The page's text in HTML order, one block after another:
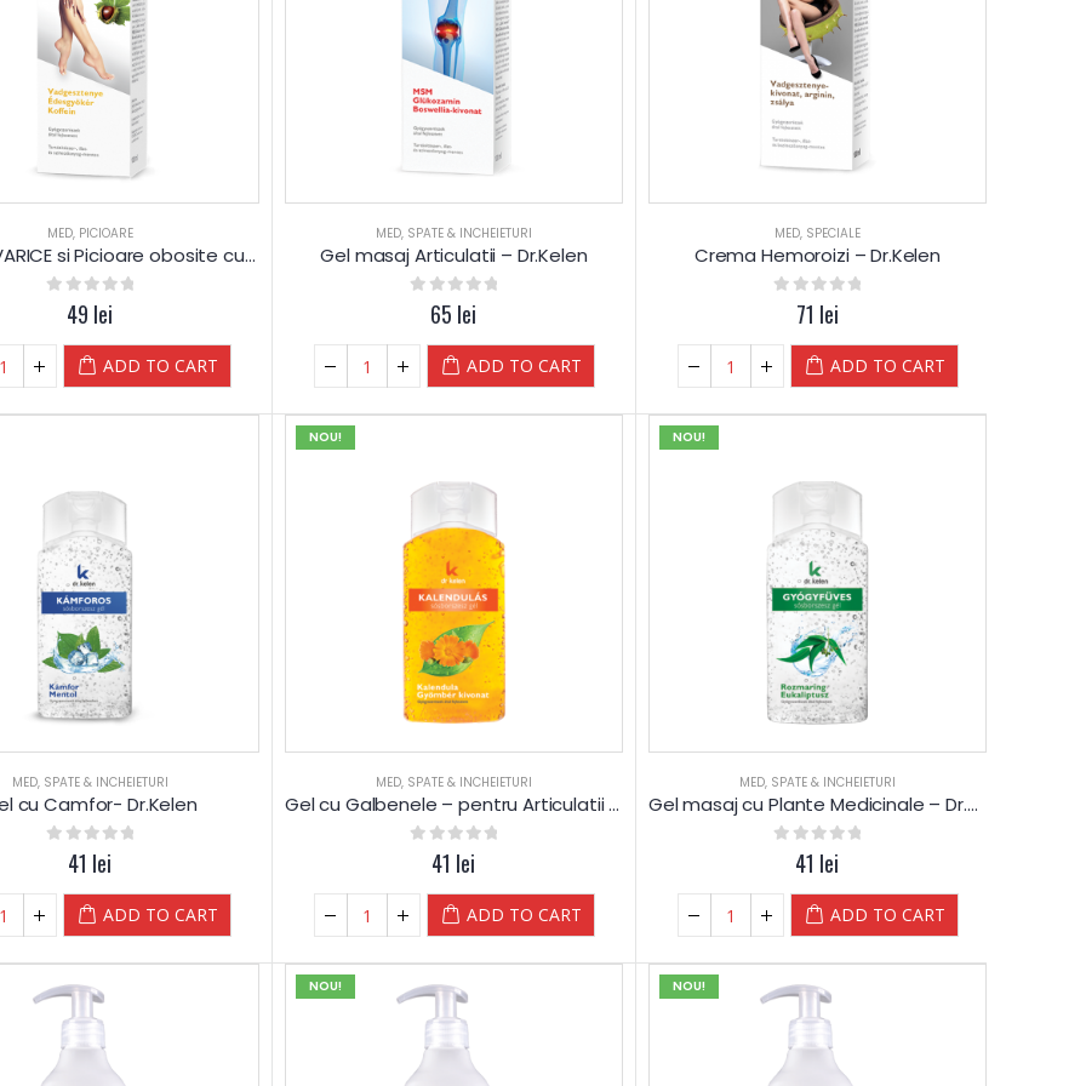
MED, PICIOARE
Balsam VARICE si Picioare obosite cu Castane – Dr.Kelen
out of 5
49 lei
ADD TO CART
MED, SPATE & INCHEIETURI
Gel masaj Articulatii – Dr.Kelen
out of 5
65 lei
ADD TO CART
MED, SPECIALE
Crema Hemoroizi – Dr.Kelen
out of 5
71 lei
ADD TO CART
MED, SPATE & INCHEIETURI
cu Camfor- Dr.Kelen
out of 5
41 lei
ADD TO CART
NOU!
MED, SPATE & INCHEIETURI
Gel cu Galbenele – pentru Articulatii – Dr.Kelen
out of 5
41 lei
ADD TO CART
NOU!
MED, SPATE & INCHEIETURI
Gel masaj cu Plante Medicinale – Dr.Kelen
out of 5
41 lei
ADD TO CART
NOU! NOU!